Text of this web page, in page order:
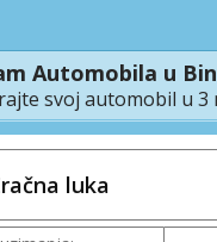
Automobila u
svoj automobil u 3